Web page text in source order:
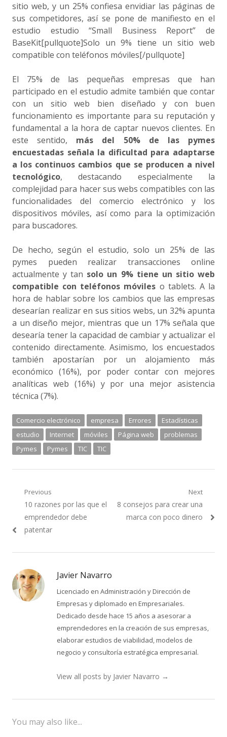
sitio web, y un 25% confiesa envidiar las páginas de
sus competidores, así se pone de manifiesto en el
estudio estudio “Small Business Report” de
BaseKit[pullquote]Solo un 9% tiene un sitio web
compatible con teléfonos móviles[/pullquote]
El 75% de las pequeñas empresas que han
participado en el estudio admite también que contar
con un sitio web bien diseñado y con buen
funcionamiento es importante para su reputación y
fundamental a la hora de captar nuevos clientes. En
este sentido, más del 50% de las pymes
encuestadas señala la dificultad para adaptarse
a los continuos cambios que se producen a nivel
tecnológico, destacando especialmente la
complejidad para hacer sus webs compatibles con las
funcionalidades del comercio electrónico y los
dispositivos móviles, así como para la optimización
para buscadores.
De hecho, según el estudio, solo un 25% de las
pymes pueden realizar transacciones online
actualmente y tan solo un 9% tiene un sitio web
compatible con teléfonos móviles o tablets. A la
hora de hablar sobre los cambios que las empresas
desearían realizar en sus sitios webs, un 32% apunta
a un diseño mejor, mientras que un 17% señala que
desearía tener la capacidad de cambiar y actualizar el
contenido directamente. Asimismo, los encuestados
también apostarían por un alojamiento más
económico (16%), por poder contar con mejores
analíticas web (16%) y por una mejor asistencia
técnica (7%).
Comercio electrónico empresa Errores
Estadísticas
estudio
Internet móviles Página web
problemas
Pymes
Pymes TIC TIC
Navegación
de
entradas
Previous
Previous
post:
10 razones por las que el
emprendedor debe
patentar
Next
Next
post:
8 consejos para crear una
marca con poco dinero
Javier Navarro
Licenciado en Administración y Dirección de
Empresas y diplomado en Empresariales.
Dedicado desde hace 15 años a asesorar a
emprendedores en la creación de sus empresas,
elaborar estudios de viabilidad, modelos de
negocio y consultoría estratégica empresarial.
View all posts by Javier Navarro →
You may also like...